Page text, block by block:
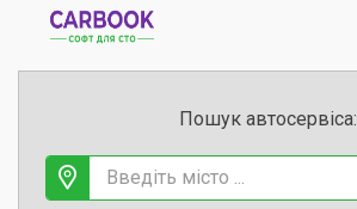
Пошук автосервіса:
Введіть місто ...